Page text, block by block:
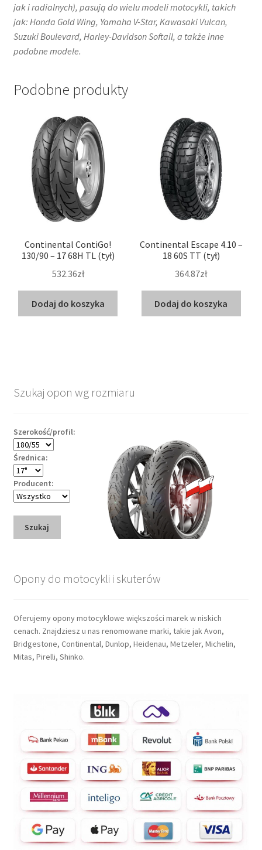
jak i radialnych), pasują do wielu modeli motocykli, takich
jak:​ Honda Gold Wing, Yamaha V-Star, Kawasaki Vulcan,
Suzuki Boulevard, Harley-Davidson Softail, a także inne
podobne modele.
Podobne produkty
Continental ContiGo!
130/90 – 17 68H TL (tył)
532.36zł
Dodaj do koszyka
Continental Escape 4.10 –
18 60S TT (tył)
364.87zł
Dodaj do koszyka
Szukaj opon wg rozmiaru
Szerokość/profil:
Średnica:
Producent:
Szukaj
Opony do motocykli i skuterów
Oferujemy opony motocyklowe większości marek w niskich
cenach. Znajdziesz u nas renomowane marki, takie jak Avon,
Bridgestone, Continental, Dunlop, Heidenau, Metzeler, Michelin,
Mitas, Pirelli, Shinko.